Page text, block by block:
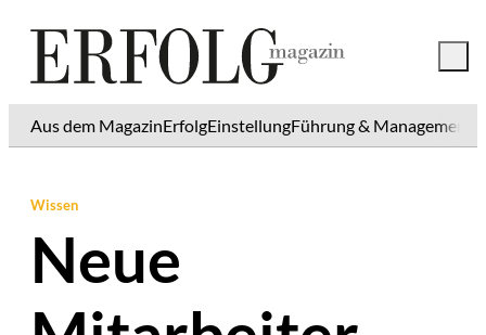
Aus dem MagazinErfolgEinstellungFührung & Management
Wissen
Neue